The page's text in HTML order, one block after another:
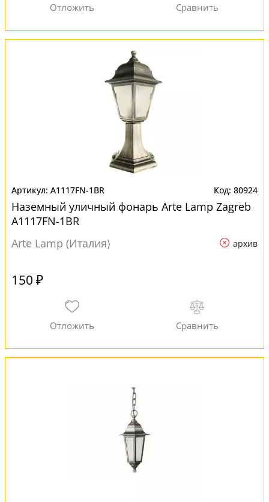
A1117FN-1BR 80924
Наземный уличный фонарь Arte Lamp Zagreb
A1117FN-1BR
Arte Lamp (Италия)
архив
150 ₽